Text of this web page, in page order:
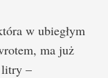
w ubiegłym
ma już
litry –